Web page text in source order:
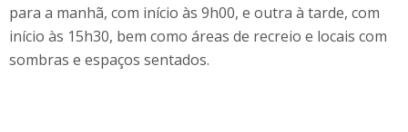
para a manhã, com início às 9h00, e outra à tarde, com
início às 15h30, bem como áreas de recreio e locais com
sombras e espaços sentados.